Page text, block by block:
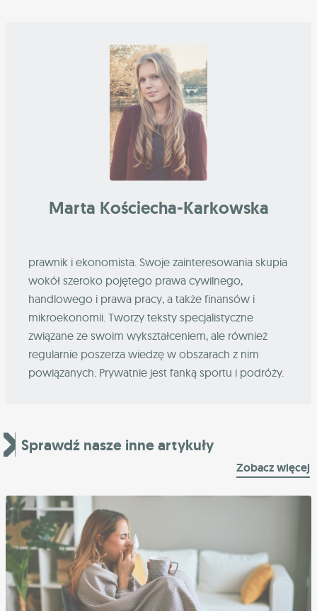
Marta Kościecha-Karkowska
prawnik i ekonomista. Swoje zainteresowania skupia
wokół szeroko pojętego prawa cywilnego,
handlowego i prawa pracy, a także finansów i
mikroekonomii. Tworzy teksty specjalistyczne
związane ze swoim wykształceniem, ale również
regularnie poszerza wiedzę w obszarach z nim
powiązanych. Prywatnie jest fanką sportu i podróży.
Sprawdź nasze inne artykuły
Zobacz więcej